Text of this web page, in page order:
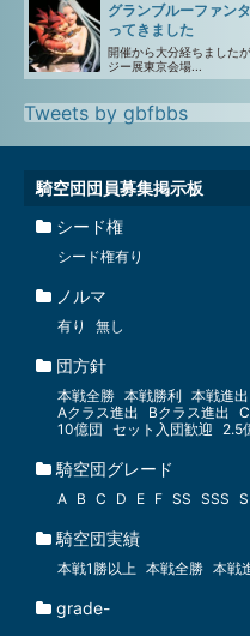
グランブルーファン
ってきました
開催から大分経ちました
ジー展東京会場...
Tweets by gbfbbs
騎空団団員募集掲示板
シード権
シード権有り
ノルマ
有り 無し
団方針
本戦全勝 本戦勝利 本戦進出
Aクラス進出
Bクラス進出
10億団 セット入団歓迎 2.5
騎空団グレード
A B C D E F SS SSS S
騎空団実績
本戦1勝以上 本戦全勝 本戦
grade-